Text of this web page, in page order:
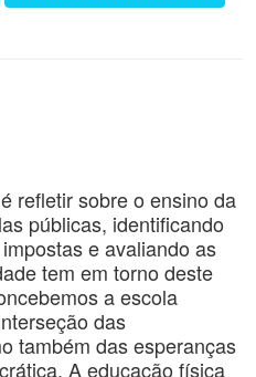
refletir sobre o ensino da
públicas, identificando
e avaliando as
tem em torno deste
a escola
das
também das esperanças
A educação física